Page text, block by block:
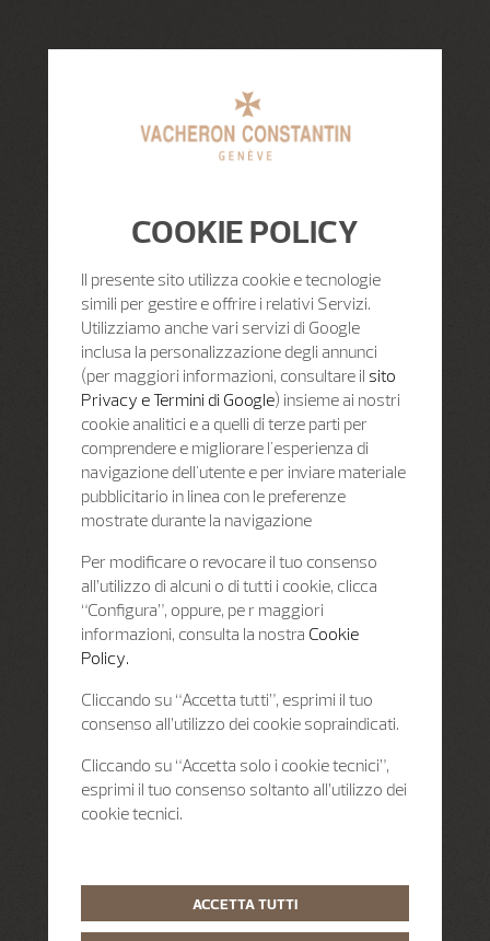
COOKIE POLICY
Il presente sito utilizza cookie e tecnologie
simili per gestire e offrire i relativi Servizi.
Utilizziamo anche vari servizi di Google
inclusa la personalizzazione degli annunci
(per maggiori informazioni, consultare il sito
Privacy e Termini di Google) insieme ai nostri
cookie analitici e a quelli di terze parti per
comprendere e migliorare l'esperienza di
navigazione dell'utente e per inviare materiale
pubblicitario in linea con le preferenze
mostrate durante la navigazione
Per modificare o revocare il tuo consenso
all’utilizzo di alcuni o di tutti i cookie, clicca
“Configura”, oppure, pe r maggiori
informazioni, consulta la nostra Cookie
Policy.
Cliccando su “Accetta tutti”, esprimi il tuo
consenso all’utilizzo dei cookie sopraindicati.
Cliccando su “Accetta solo i cookie tecnici”,
esprimi il tuo consenso soltanto all’utilizzo dei
cookie tecnici.
ACCETTA TUTTI